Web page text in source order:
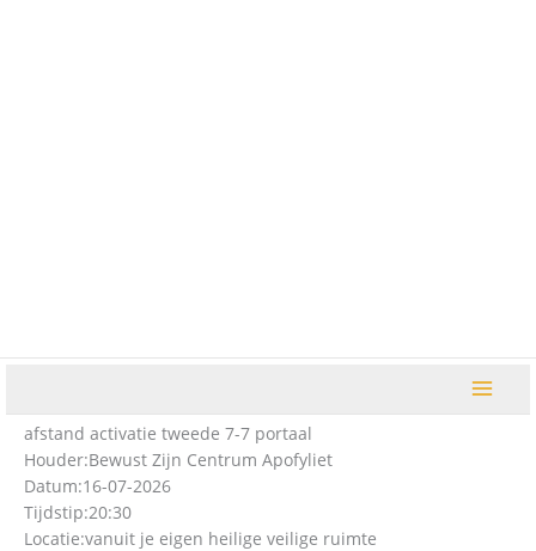
afstand activatie tweede 7-7 portaal
Houder:Bewust Zijn Centrum Apofyliet
Datum:16-07-2026
Tijdstip:20:30
Locatie:vanuit je eigen heilige veilige ruimte